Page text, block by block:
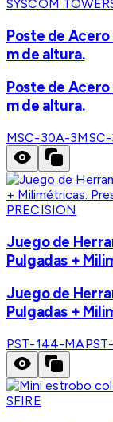
SYSCOM
Poste de
m de altura.
Poste de
m de altura.
MSC-30A-3
PRECISION
Juego de
Pulgadas +
Juego de
Pulgadas +
PST-144-MA
SFIRE